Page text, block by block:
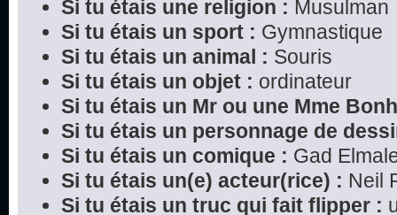
Si tu étais une religion : Musulman
Si tu étais un sport : Gymnastique
Si tu étais un animal : Souris
Si tu étais un objet : ordinateur
Si tu étais un Mr ou une Mme
Si tu étais un personnage de
Si tu étais un comique : Gad
Si tu étais un(e) acteur(rice) : Neil
Si tu étais un truc qui fait flipper :